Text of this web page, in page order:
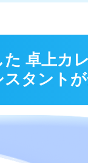
卓上カ
タント